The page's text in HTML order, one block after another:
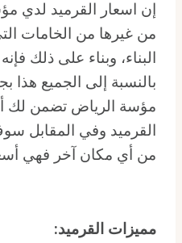
إن اسعار القرميد لدي
من غيرها من الخامات
البناء، وبناء على ذلك
بالنسبة إلى الجميع هذا
مؤسة الرياض تضمن لك
القرميد وفي المقابل
من أي مكان آخر فهي
مميزات القرميد: